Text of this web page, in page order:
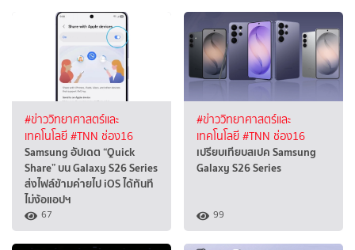
#ข่าววิทยาศาสตร์และ
เทคโนโลยี#TNN ช่อง16
Samsung อัปเดต “Quick
Share” บน Galaxy S26 Series
ส่งไฟล์ข้ามค่ายไป iOS ได้ทันที
ไม่ง้อแอปฯ
67
#ข่าววิทยาศาสตร์และ
เทคโนโลยี#TNN ช่อง16
เปรียบเทียบสเปค Samsung
Galaxy S26 Series
99